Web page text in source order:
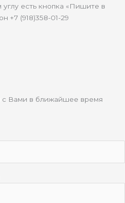
есть кнопка «Пишите в
+7 (918)358-01-29
Вами в ближайшее время